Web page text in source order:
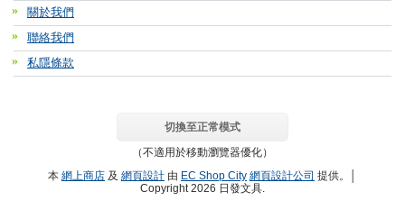
關於我們
聯絡我們
私隱條款
切換至正常模式
（不適用於移動瀏覽器優化）
本 網上商店 及 網頁設計 由 EC Shop City 網頁設計公司 提供。│
Copyright 2026 日發文具.